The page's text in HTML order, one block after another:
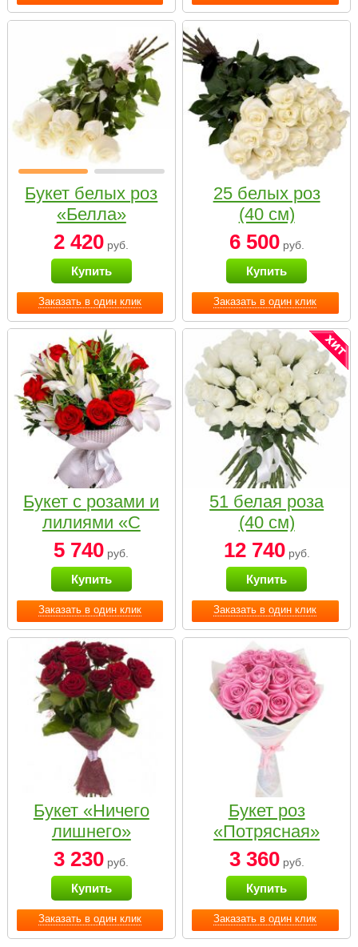
Заказать в один клик
Букет белых роз
«Белла»
2 420 руб.
Купить
Заказать в один клик
25 белых роз
(40 см)
6 500руб.
Купить
Заказать в один клик
Букет с розами и
лилиями «С
наилучшими
пожеланиями»
5 740 руб.
Купить
Заказать в один клик
51 белая роза
(40 см)
12 740руб.
Купить
Заказать в один клик
Букет «Ничего
лишнего»
3 230 руб.
Купить
Заказать в один клик
Букет роз
«Потрясная»
3 360руб.
Купить